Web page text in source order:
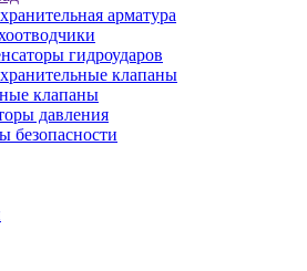
арматура
гидроударов
клапаны
клапаны
давления
безопасности